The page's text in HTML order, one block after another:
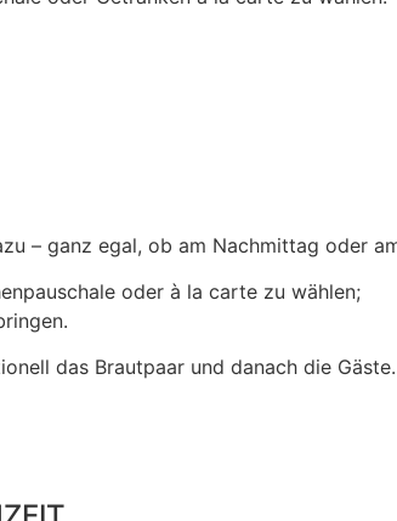
– ganz egal, ob am Nachmittag oder
oder à la carte zu wählen;
das Brautpaar und danach die Gäste.